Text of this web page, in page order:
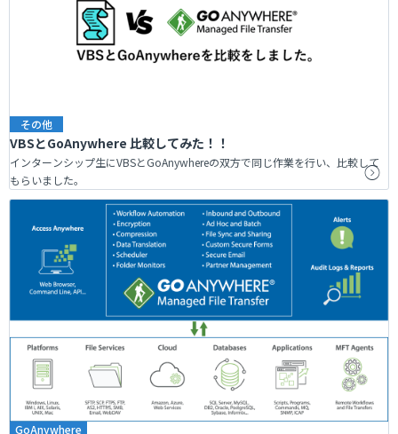
その他
VBSとGoAnywhere 比較してみた！！
インターンシップ生にVBSとGoAnywhereの双方で同じ作業を行い、比較して
もらいました。
GoAnywhere